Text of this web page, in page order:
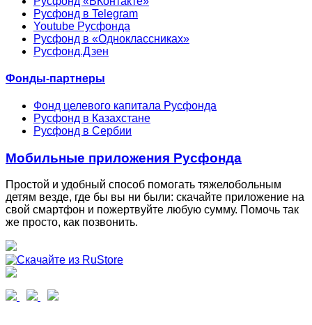
Русфонд в Telegram
Youtube Русфонда
Русфонд в «Одноклассниках»
Русфонд.Дзен
Фонды-партнеры
Фонд целевого капитала Русфонда
Русфонд в Казахстане
Русфонд в Сербии
Мобильные приложения Русфонда
Простой и удобный способ помогать тяжелобольным
детям везде, где бы вы ни были: скачайте приложение на
свой смартфон и пожертвуйте любую сумму. Помочь так
же просто, как позвонить.